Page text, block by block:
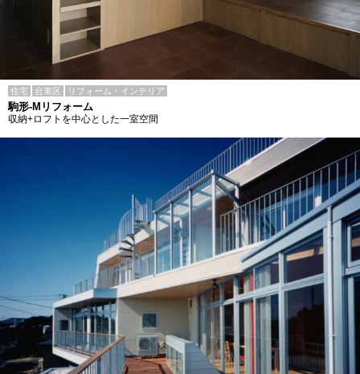
住宅 台東区 リフォーム・インテリア
駒形-Mリフォーム
収納+ロフトを中心とした一室空間